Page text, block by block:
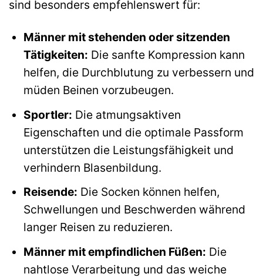
sind besonders empfehlenswert für:
Männer mit stehenden oder sitzenden
Tätigkeiten: Die sanfte Kompression kann
helfen, die Durchblutung zu verbessern und
müden Beinen vorzubeugen.
Sportler: Die atmungsaktiven
Eigenschaften und die optimale Passform
unterstützen die Leistungsfähigkeit und
verhindern Blasenbildung.
Reisende: Die Socken können helfen,
Schwellungen und Beschwerden während
langer Reisen zu reduzieren.
Männer mit empfindlichen Füßen: Die
nahtlose Verarbeitung und das weiche